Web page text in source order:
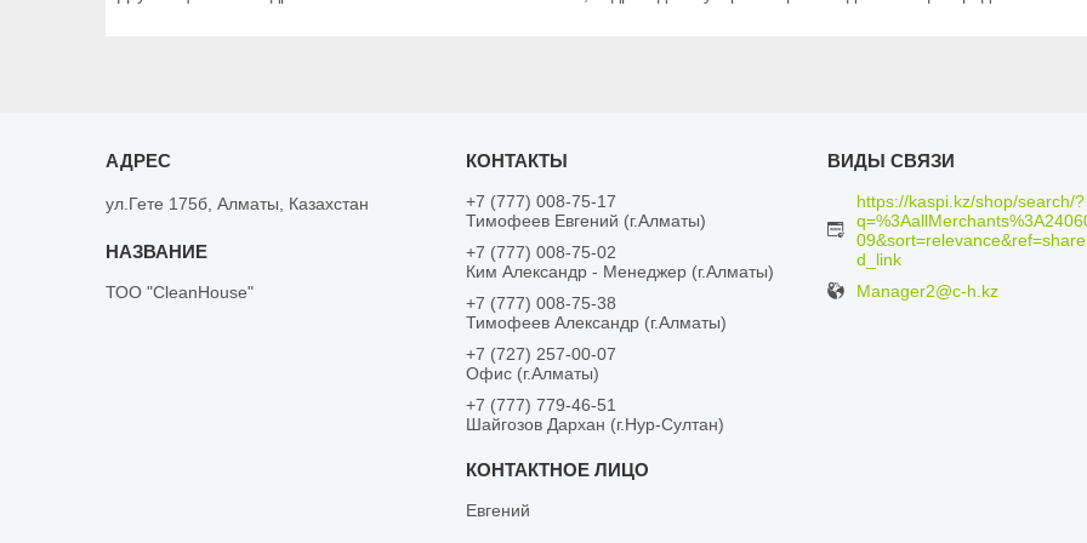
ул.Гете 175б, Алматы, Казахстан
ТОО "CleanHouse"
+7 (777) 008-75-17
Тимофеев Евгений (г.Алматы)
+7 (777) 008-75-02
Ким Александр - Менеджер (г.Алматы)
+7 (777) 008-75-38
Тимофеев Александр (г.Алматы)
+7 (727) 257-00-07
Офис (г.Алматы)
+7 (777) 779-46-51
Шайгозов Дархан (г.Нур-Султан)
Евгений
https://kaspi.kz/shop/search/?
09&sort=relevance&ref=share
d_link
Manager2@c-h.kz